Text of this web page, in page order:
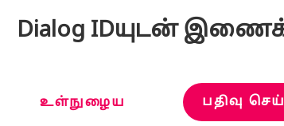
Dialog IDயுடன்
உள்நுழைய பதிவு